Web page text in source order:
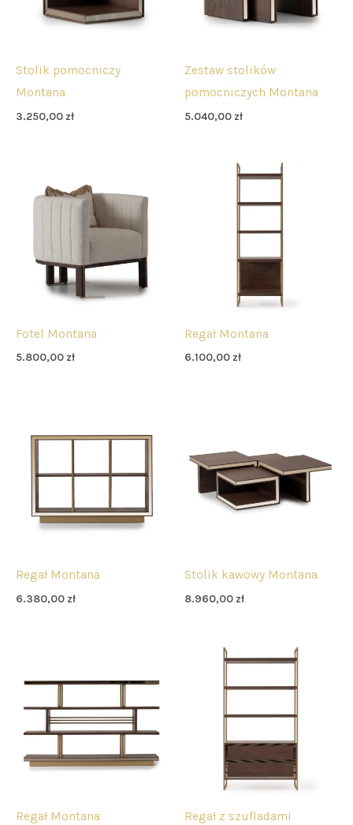
Stolik pomocniczy
Montana
3.250,00 zł
Zestaw stolików
pomocniczych Montana
5.040,00 zł
Fotel Montana
5.800,00 zł
Regał Montana
6.100,00 zł
Regał Montana
6.380,00 zł
Stolik kawowy Montana
8.960,00 zł
Regał Montana
Regał z szufladami